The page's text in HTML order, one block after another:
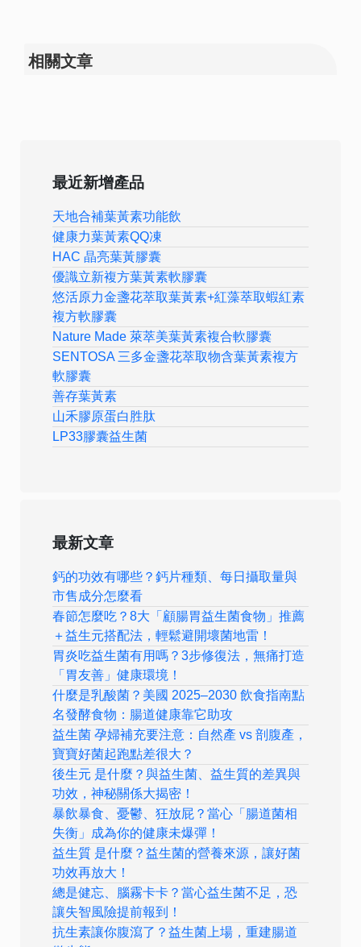
相關文章
最近新增產品
天地合補葉黃素功能飲
健康力葉黃素QQ凍
HAC 晶亮葉黃膠囊
優識立新複方葉黃素軟膠囊
悠活原力金盞花萃取葉黃素+紅藻萃取蝦紅素
複方軟膠囊
Nature Made 萊萃美葉黃素複合軟膠囊
SENTOSA 三多金盞花萃取物含葉黃素複方
軟膠囊
善存葉黃素
山禾膠原蛋白胜肽
LP33膠囊益生菌
最新文章
鈣的功效有哪些？鈣片種類、每日攝取量與
市售成分怎麼看
春節怎麼吃？8大「顧腸胃益生菌食物」推薦
＋益生元搭配法，輕鬆避開壞菌地雷！
胃炎吃益生菌有用嗎？3步修復法，無痛打造
「胃友善」健康環境！
什麼是乳酸菌？美國 2025–2030 飲食指南點
名發酵食物：腸道健康靠它助攻
益生菌 孕婦補充要注意：自然產 vs 剖腹產，
寶寶好菌起跑點差很大？
後生元 是什麼？與益生菌、益生質的差異與
功效，神秘關係大揭密！
暴飲暴食、憂鬱、狂放屁？當心「腸道菌相
失衡」成為你的健康未爆彈！
益生質 是什麼？益生菌的營養來源，讓好菌
功效再放大！
總是健忘、腦霧卡卡？當心益生菌不足，恐
讓失智風險提前報到！
抗生素讓你腹瀉了？益生菌上場，重建腸道